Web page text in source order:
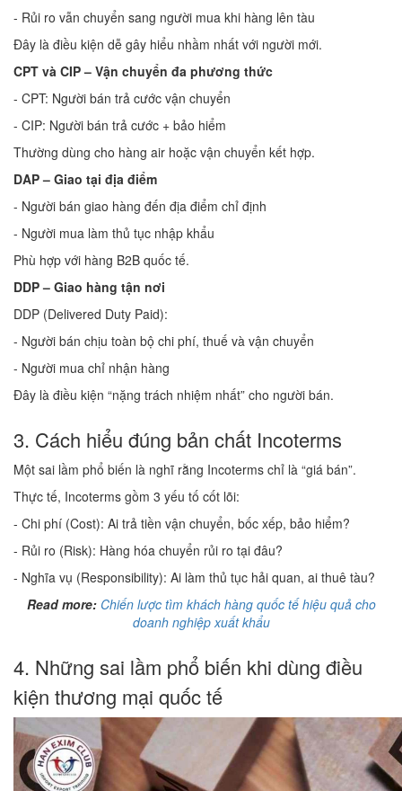
- Rủi ro vẫn chuyển sang người mua khi hàng lên tàu
Đây là điều kiện dễ gây hiểu nhầm nhất với người mới.
CPT và CIP – Vận chuyển đa phương thức
- CPT: Người bán trả cước vận chuyển
- CIP: Người bán trả cước + bảo hiểm
Thường dùng cho hàng air hoặc vận chuyển kết hợp.
DAP – Giao tại địa điểm
- Người bán giao hàng đến địa điểm chỉ định
- Người mua làm thủ tục nhập khẩu
Phù hợp với hàng B2B quốc tế.
DDP – Giao hàng tận nơi
DDP (Delivered Duty Paid):
- Người bán chịu toàn bộ chi phí, thuế và vận chuyển
- Người mua chỉ nhận hàng
Đây là điều kiện “nặng trách nhiệm nhất” cho người bán.
3. Cách hiểu đúng bản chất Incoterms
Một sai lầm phổ biến là nghĩ rằng Incoterms chỉ là “giá bán”.
Thực tế, Incoterms gồm 3 yếu tố cốt lõi:
- Chi phí (Cost): Ai trả tiền vận chuyển, bốc xếp, bảo hiểm?
- Rủi ro (Risk): Hàng hóa chuyển rủi ro tại đâu?
- Nghĩa vụ (Responsibility): Ai làm thủ tục hải quan, ai thuê tàu?
Read more: Chiến lược tìm khách hàng quốc tế hiệu quả cho
doanh nghiệp xuất khẩu
4. Những sai lầm phổ biến khi dùng điều
kiện thương mại quốc tế